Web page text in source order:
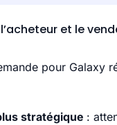
et le
pour Galaxy
stratégique :